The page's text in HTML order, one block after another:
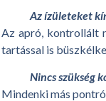
Az ízületeket
Az apró, kontrollált
tartással is
Nincs szükség
Mindenki más